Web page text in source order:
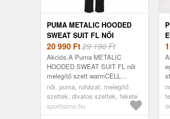
PUMA METALIC HOODED
SWEAT SUIT FL NŐI
MELEGÍTŐ SZETT, FEKETE,
MÉRET
20 990 Ft29 190 Ft
Akciós.A Puma METALIC
HOODED SWEAT SUIT FL női
melegítő szett warmCELL
technológiával rendelkezik,
amely hatékonyan megtartja a
hőt és kellemes meleg érze...
női, puma, ruházat, melegítő
szettek, divatos szettek, fekete
sportisimo.hu